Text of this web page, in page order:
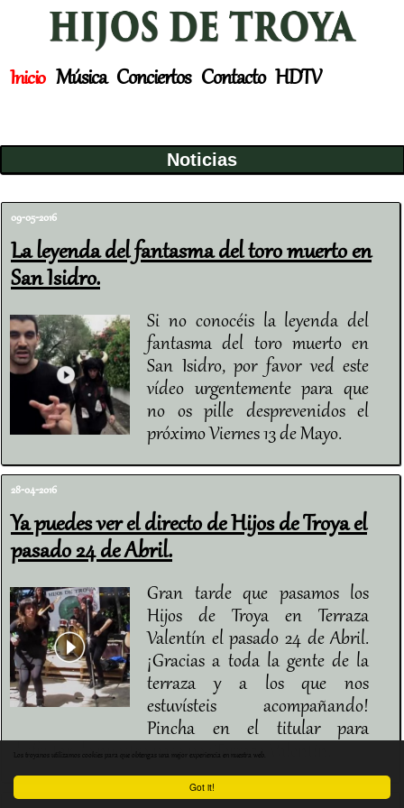
Got it!
Los troyanos utilizamos cookies para que obtengas una mejor experiencia en nuestra web.
Inicio Música Conciertos Contacto HDTV
Noticias
09-05-2016
La leyenda del fantasma del toro muerto en
San Isidro.
Si no conocéis la leyenda del
fantasma del toro muerto en
San Isidro, por favor ved este
vídeo urgentemente para que
no os pille desprevenidos el
próximo Viernes 13 de Mayo.
28-04-2016
Ya puedes ver el directo de Hijos de Troya el
pasado 24 de Abril.
Gran tarde que pasamos los
Hijos de Troya en Terraza
Valentín el pasado 24 de Abril.
¡Gracias a toda la gente de la
terraza y a los que nos
estuvísteis acompañando!
Pincha en el titular para
disfrutar de nuestro paso por Terraza Valentín.